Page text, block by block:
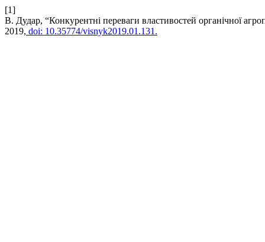
[1]
В. Дудар, “Конкурентні переваги властивостей органічної
2019, doi: 10.35774/visnyk2019.01.131.